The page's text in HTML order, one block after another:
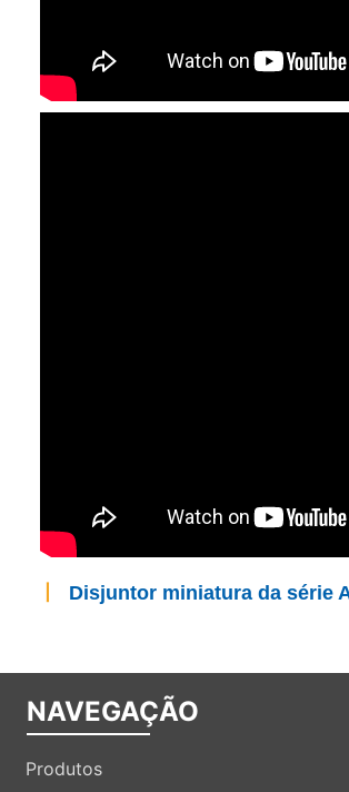
Disjuntor miniatura da série
NAVEGAÇÃO
Produtos